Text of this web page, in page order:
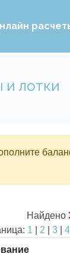
и лотки
Найдено
1 2 3| 4